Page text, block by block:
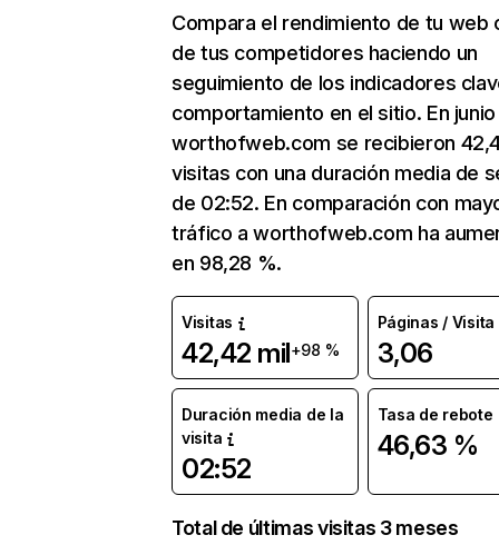
Compara el rendimiento de tu web
de tus competidores haciendo un
seguimiento de los indicadores
comportamiento en el sitio. En junio
worthofweb.com se recibieron
visitas con una duración media de
de 02:52. En comparación con
tráfico a worthofweb.com ha
en 98,28 %.
Visitas
42,42 mil+98 %
Páginas / Visita
3,06
Duración media de la
visita
02:52
Tasa de rebote
46,63 %
Total de últimas visitas 3 meses